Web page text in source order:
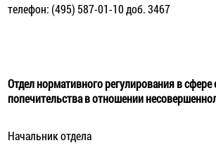
телефон: (495) 587-01-10 доб. 3467
Отдел нормативного регулирования в сфере
попечительства в отношении
Начальник отдела